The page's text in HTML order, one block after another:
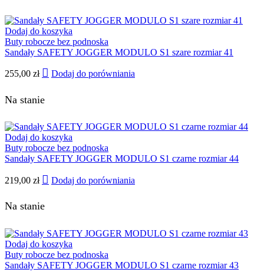
Dodaj do koszyka
Buty robocze bez podnoska
Sandały SAFETY JOGGER MODULO S1 szare rozmiar 41
255,00 zł Dodaj do porówniania
Na stanie
Dodaj do koszyka
Buty robocze bez podnoska
Sandały SAFETY JOGGER MODULO S1 czarne rozmiar 44
219,00 zł Dodaj do porówniania
Na stanie
Dodaj do koszyka
Buty robocze bez podnoska
Sandały SAFETY JOGGER MODULO S1 czarne rozmiar 43